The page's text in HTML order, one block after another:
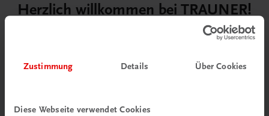
Zustimmung Details Über Cookies
Diese Webseite verwendet Cookies
Herzlich willkommen bei TRAUNER!
Wir sind ein österreichisches Familienunternehmen mit